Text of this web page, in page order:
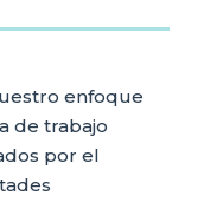
enfoque
de trabajo
por el